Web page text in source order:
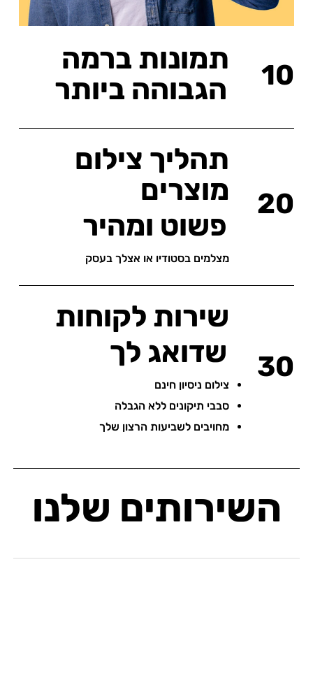
תמונות ברמה
הגבוהה ביותר
10
תהליך צילום
מוצרים
פשוט ומהיר
מצלמים בסטודיו או אצלך בעסק
20
שירות לקוחות
שדואג לך
צילום ניסיון חינם
סבבי תיקונים ללא הגבלה
מחויבים לשביעות הרצון שלך
30
השירותים שלנו